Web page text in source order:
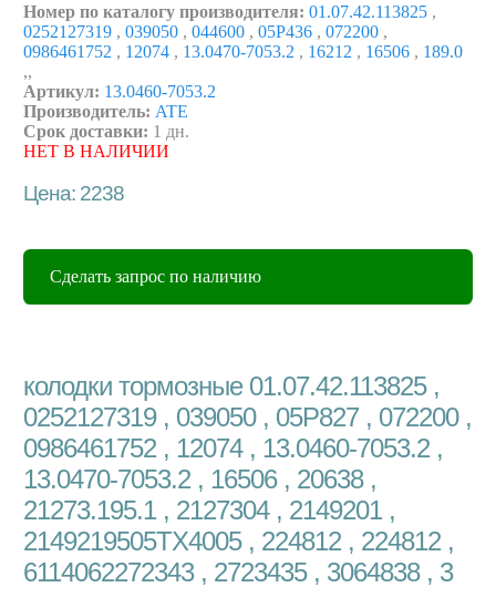
Номер по каталогу производителя: 01.07.42.113825 ,
0252127319 , 039050 , 044600 , 05P436 , 072200 ,
0986461752 , 12074 , 13.0470-7053.2 , 16212 , 16506 , 189.0
,,
Артикул: 13.0460-7053.2
Производитель: ATE
Срок доставки: 1 дн.
НЕТ В НАЛИЧИИ
Цена: 2238
Сделать запрос по наличию
колодки тормозные 01.07.42.113825 ,
0252127319 , 039050 , 05P827 , 072200 ,
0986461752 , 12074 , 13.0460-7053.2 ,
13.0470-7053.2 , 16506 , 20638 ,
21273.195.1 , 2127304 , 2149201 ,
2149219505TX4005 , 224812 , 224812 ,
6114062272343 , 2723435 , 3064838 , 3